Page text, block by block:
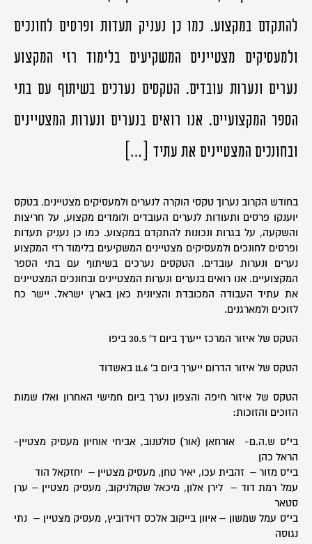
להתקדם במקצוע. כמו כן נעניק תעדות ופרסים לחונכים
ולמעסיקים מצטיינים המשקיעים בלימוד רזי המקצוע
נערים ונערות עובדים. הטקסים נערכים בשיתוף עם בתי
הספר המקצועיים. אנו רואים בנערים ונערות המצטיינים
ובחונכים המצטיינים את עתיד […]
בחודש הקרוב נערוך טקסי הוקרה לנערים ולמעסיקים מצטיינים. בטקס
יוענקו פרסים ותעודות לנערים העובדים ולומדים מקצוע, על חריצות
והשקעה, על בגרות ונכונות להתקדם במקצוע. כמו כן נעניק תעדות
ופרסים לחונכים ולמעסיקים מצטיינים המשקיעים בלימוד רזי המקצוע
נערים ונערות עובדים. הטקסים נערכים בשיתוף עם בתי הספר
המקצועיים. אנו רואים בנערים ונערות המצטיינים ובחונכים המצטיינים
את עתיד העבודה המכובדת והציונית כאן בארץ ישראל. יישר כח
לזוכים ולמארגנים.
הטקס של איזור המרכז ייערך ביום ד' 30.5 ביפו
הטקס של איזור הדרום ייערך ביום ב' 11.6 באשדוד
הטקס של איזור חיפה והצפון נערך ביום חמישי האחרון ואלו שמות
הזוכים והזוכות:
בי"ס ש.ה.ם- אורחאן (אור) סולטנוב, אביחי אוחיון מעסיק מצטיין-
הראל כהן
בי"ס מזור – זהבית עכו, יאיר טחן, מעסיק מצטיין – יחזקאל הוד
עמל רמת דוד – לירן אלון, מיכאל שקולניקוב, מעסיק מצטיין – ערן
סטאר
בי"ס עמל שמשון – איוון בייקוב אלכס דוידוביץ, מעסיק מצטיין – נתי
נגוסה